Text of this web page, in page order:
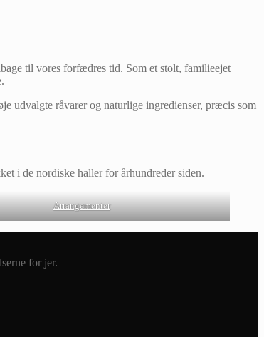
til vores forfædres tid. Som et stolt, familieejet
udvalgte råvarer og naturlige ingredienser, præcis som
i de nordiske haller for århundreder siden.
Arrangementer
for jer.